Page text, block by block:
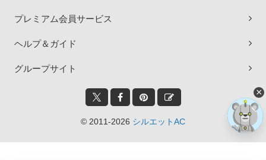
プレミアム会員サービス
ヘルプ＆ガイド
グループサイト
© 2011-2026 シルエットAC
×